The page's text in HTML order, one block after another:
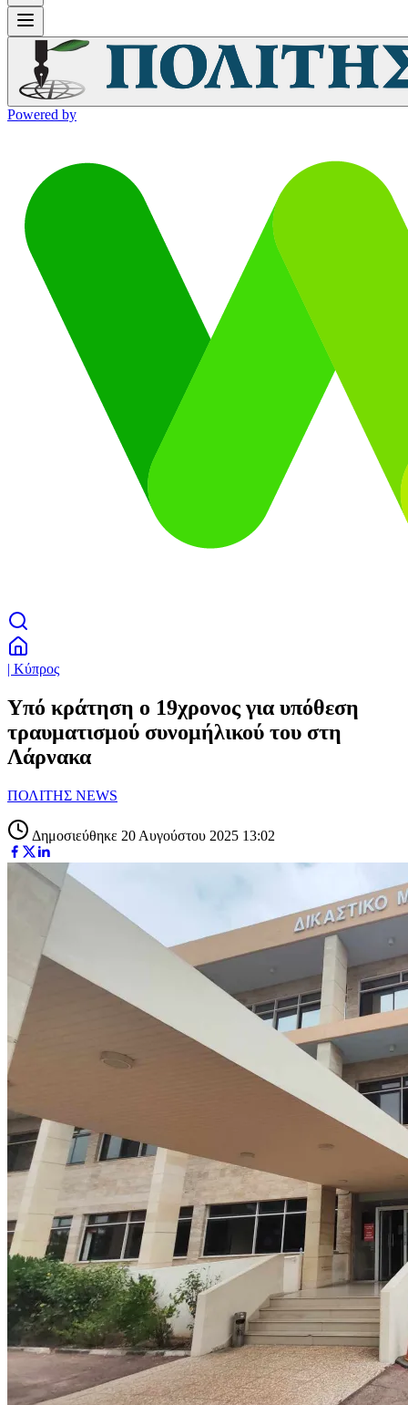
Powered by
| Κύπρος
Υπό κράτηση ο 19χρονος για υπόθεση
τραυματισμού συνομήλικού του στη
Λάρνακα
ΠΟΛΙΤΗΣ NEWS
Δημοσιεύθηκε 20 Αυγούστου 2025 13:02